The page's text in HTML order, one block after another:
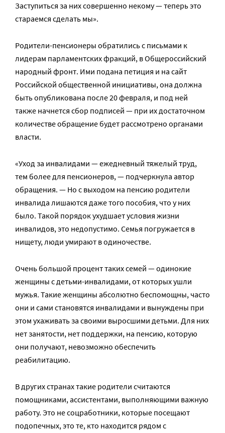
Заступиться за них совершенно некому — теперь это
стараемся сделать мы».
Родители-пенсионеры обратились с письмами к
лидерам парламентских фракций, в Общероссийский
народный фронт. Ими подана петиция и на сайт
Российской общественной инициативы, она должна
быть опубликована после 20 февраля, и под ней
также начнется сбор подписей — при их достаточном
количестве обращение будет рассмотрено органами
власти.
«Уход за инвалидами — ежедневный тяжелый труд,
тем более для пенсионеров, — подчеркнула автор
обращения. — Но с выходом на пенсию родители
инвалида лишаются даже того пособия, что у них
было. Такой порядок ухудшает условия жизни
инвалидов, это недопустимо. Семья погружается в
нищету, люди умирают в одиночестве.
Очень большой процент таких семей — одинокие
женщины с детьми-инвалидами, от которых ушли
мужья. Такие женщины абсолютно беспомощны, часто
они и сами становятся инвалидами и вынуждены при
этом ухаживать за своими выросшими детьми. Для них
нет занятости, нет поддержки, на пенсию, которую
они получают, невозможно обеспечить
реабилитацию.
В других странах такие родители считаются
помощниками, ассистентами, выполняющими важную
работу. Это не соцработники, которые посещают
подопечных, это те, кто находится рядом с